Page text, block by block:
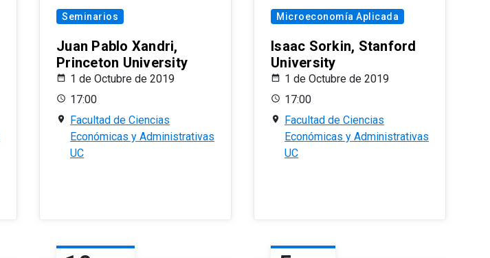
Seminarios
Juan Pablo Xandri,
Princeton University
1 de Octubre de 2019
17:00
Facultad de Ciencias
Económicas y Administrativas
UC
Microeconomía Aplicada
Isaac Sorkin, Stanford
University
1 de Octubre de 2019
17:00
Facultad de Ciencias
Económicas y Administrativas
UC